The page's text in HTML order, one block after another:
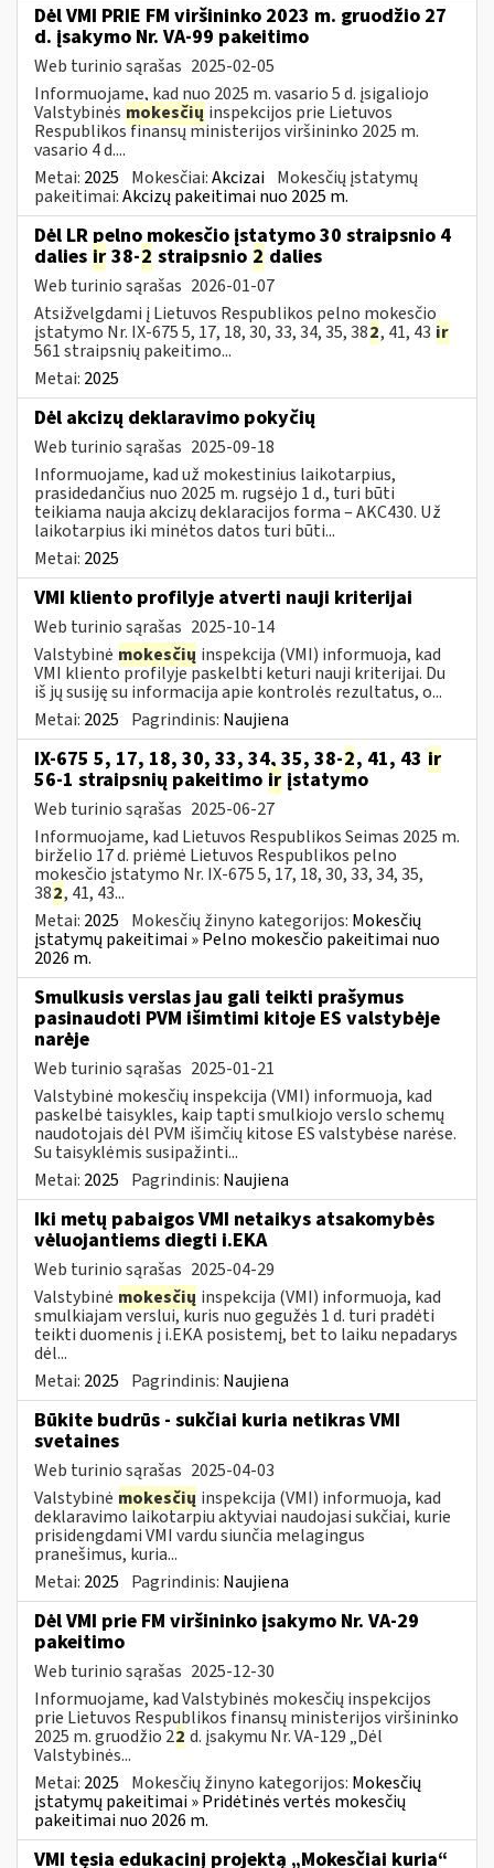
Dėl VMI PRIE FM viršininko 2023 m. gruodžio 27
d. įsakymo Nr. VA-99 pakeitimo
Web turinio sąrašas 2025-02-05
Informuojame, kad nuo 2025 m. vasario 5 d. įsigaliojo
Valstybinės mokesčių inspekcijos prie Lietuvos
Respublikos finansų ministerijos viršininko 2025 m.
vasario 4 d....
Metai: 2025 Mokesčiai:Akcizai Mokesčių įstatymų
pakeitimai:Akcizų pakeitimai nuo 2025 m.
Dėl LR pelno mokesčio įstatymo 30 straipsnio 4
dalies ir 38-2 straipsnio 2 dalies
Web turinio sąrašas 2026-01-07
Atsižvelgdami į Lietuvos Respublikos pelno mokesčio
įstatymo Nr. IX-675 5, 17, 18, 30, 33, 34, 35, 382, 41, 43 ir
561 straipsnių pakeitimo...
Metai: 2025
​​​​​​​Dėl akcizų deklaravimo pokyčių
Web turinio sąrašas 2025-09-18
Informuojame, kad už mokestinius laikotarpius,
prasidedančius nuo 2025 m. rugsėjo 1 d., turi būti
teikiama nauja akcizų deklaracijos forma – AKC430. Už
laikotarpius iki minėtos datos turi būti...
Metai: 2025
VMI kliento profilyje atverti nauji kriterijai
Web turinio sąrašas 2025-10-14
Valstybinė mokesčių inspekcija (VMI) informuoja, kad
VMI kliento profilyje paskelbti keturi nauji kriterijai. Du
iš jų susiję su informacija apie kontrolės rezultatus, o...
Metai: 2025 Pagrindinis: Naujiena
IX-675 5, 17, 18, 30, 33, 34, 35, 38-2, 41, 43 ir
56-1 straipsnių pakeitimo ir įstatymo
Web turinio sąrašas 2025-06-27
Informuojame, kad Lietuvos Respublikos Seimas 2025 m.
birželio 17 d. priėmė Lietuvos Respublikos pelno
mokesčio įstatymo Nr. IX-675 5, 17, 18, 30, 33, 34, 35,
382, 41, 43...
Metai: 2025 Mokesčių žinyno kategorijos: Mokesčių
įstatymų pakeitimai » Pelno mokesčio pakeitimai nuo
2026 m.
Smulkusis verslas jau gali teikti prašymus
pasinaudoti PVM išimtimi kitoje ES valstybėje
narėje
Web turinio sąrašas 2025-01-21
Valstybinė mokesčių inspekcija (VMI) informuoja, kad
paskelbė taisykles, kaip tapti smulkiojo verslo schemų
naudotojais dėl PVM išimčių kitose ES valstybėse narėse.
Su taisyklėmis susipažinti...
Metai: 2025 Pagrindinis: Naujiena
Iki metų pabaigos VMI netaikys atsakomybės
vėluojantiems diegti i.EKA
Web turinio sąrašas 2025-04-29
Valstybinė mokesčių inspekcija (VMI) informuoja, kad
smulkiajam verslui, kuris nuo gegužės 1 d. turi pradėti
teikti duomenis į i.EKA posistemį, bet to laiku nepadarys
dėl...
Metai: 2025 Pagrindinis: Naujiena
Būkite budrūs - sukčiai kuria netikras VMI
svetaines
Web turinio sąrašas 2025-04-03
Valstybinė mokesčių inspekcija (VMI) informuoja, kad
deklaravimo laikotarpiu aktyviai naudojasi sukčiai, kurie
prisidengdami VMI vardu siunčia melagingus
pranešimus, kuria...
Metai: 2025 Pagrindinis: Naujiena
Dėl VMI prie FM viršininko įsakymo Nr. VA-29
pakeitimo
Web turinio sąrašas 2025-12-30
Informuojame, kad Valstybinės mokesčių inspekcijos
prie Lietuvos Respublikos finansų ministerijos viršininko
2025 m. gruodžio 22 d. įsakymu Nr. VA-129 „Dėl
Valstybinės...
Metai: 2025 Mokesčių žinyno kategorijos: Mokesčių
įstatymų pakeitimai » Pridėtinės vertės mokesčių
pakeitimai nuo 2026 m.
VMI tęsia edukacinį projektą „Mokesčiai kuria“